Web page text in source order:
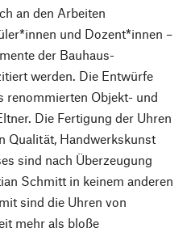
an den Arbeiten
und Dozent*innen –
der Bauhaus-
werden. Die Entwürfe
renommierten Objekt- und
Die Fertigung der Uhren
Qualität, Handwerkskunst
sind nach Überzeugung
Schmitt in keinem anderen
sind die Uhren von
mehr als bloße